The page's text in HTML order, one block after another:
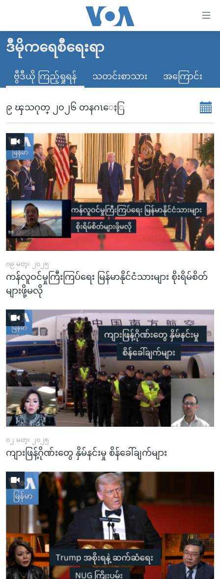
လွယ်ကူ
သည့်
များ
အကြောင်းအရာ
ကျော်
ကြည့်
ရန်
ပင်မ
ညွန်း
စာမျက်နှာ
သို့
ကျော်
ကြည့်
ရှာဖွေ
နေရာ
သို့
ကျော်
ရန်
မူလစာမျက်နှာ
မြန်မာ
ကမ္ဘာ့သတင်းများ
နိုင်ငံတကာ
အမေရိကန်
တရုတ်
အစ္စရေး-ပါလက်စတိုင်း
ဗွီဒီယို
သတင်းလွတ်လပ်ခွင့်
ရပ်ဝန်းတခု လမ်းတခု အလွန်
အင်္ဂလိပ်စာလေ့လာမယ်
အမေရိကန်သုံးအီဒီယံ
မကြေးမုံရဲ့ အင်္ဂလိပ်စာ
ရုပ်ရှင်ထဲက အင်္ဂလိပ်စာ
သုတပဒေသာ အင်္ဂလိပ်စာ
အပတ်စဉ်ကဏ္ဍများ
ရေဒီယို
တီဗွီ
ရေဒီယိုနှင့်ရုပ်သံ အချက်အလက်များ
ရေဒီယို/တီဗွီအစီအစဉ်
Learning English
ဗွီအိုအေ လူမှုကွန်ယက်များ
ဘာသာစကားများ
ဒီမိုကရေစီရေးရာ
ဗွီဒီယို ကြည့်ရှုရန် သတင်းစာသား အကြောင်း
၉ ၾသဂုတ္ ၂၀၂၆ တနဂၤေႏြ
၀၉ မတ္၊ ၂၀၂၅
ကန်လူဝင်မှုကြီးကြပ်ရေး မြန်မာနိုင်ငံသားများ စိုးရိမ်စိတ်
များဖို့မလို
၀၂ မတ္၊ ၂၀၂၅
ကျားဖြန့်ဂိုဏ်းတွေ နှိမ်နင်းမှု စိန်ခေါ်ချက်များ